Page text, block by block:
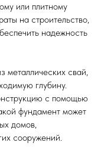
или плитному
на строительство,
надежность
металлических свай,
глубину.
с помощью
фундамент может
домов,
сооружений.